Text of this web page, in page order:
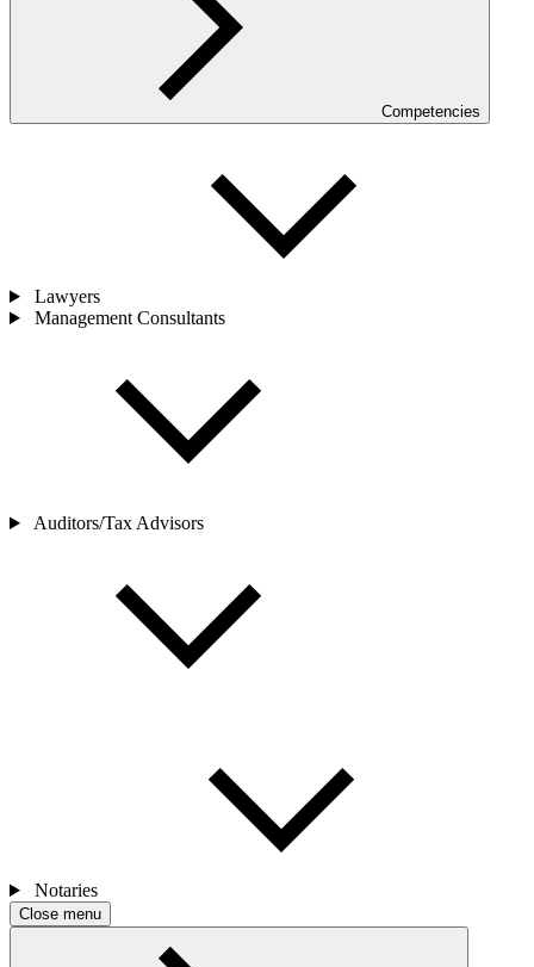
Competencies
Lawyers
Management Consultants
Auditors/Tax Advisors
Notaries
Close menu